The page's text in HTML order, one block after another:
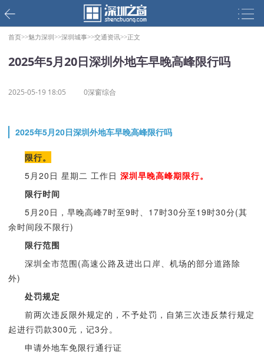
首页>>魅力深圳>>深圳城事>>交通资讯>>正文
2025年5月20日深圳外地车早晚高峰限行吗
2025-05-19 18:05 0深窗综合
2025年5月20日深圳外地车早晚高峰限行吗
限行。
5月20日 星期二 工作日 深圳早晚高峰期限行。
限行时间
5月20日，早晚高峰7时至9时、17时30分至19时30分(其
余时间段不限行)
限行范围
深圳全市范围(高速公路及进出口岸、机场的部分道路除
外)
处罚规定
前两次违反限外规定的，不予处罚，自第三次违反禁行规定
起进行罚款300元，记3分。
申请外地车免限行通行证